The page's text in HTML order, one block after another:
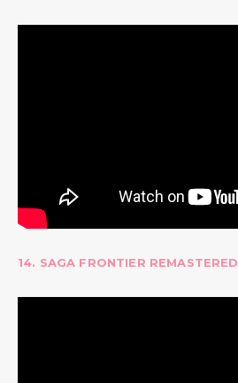
14. SAGA FRONTIER REMASTERED